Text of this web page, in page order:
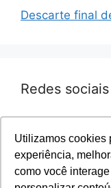
Utilizamos cookies
experiência,
como você
Utilizamos cookies
experiência,
como você
Descarte final
Redes sociais